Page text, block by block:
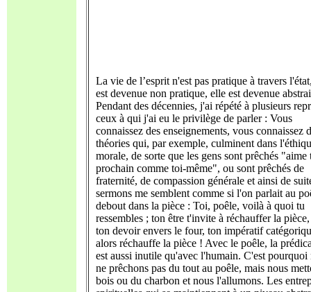
La vie de l’esprit n'est pas pratique à travers
est devenue non pratique, elle est devenue
Pendant des décennies, j'ai répété à plusieurs
ceux à qui j'ai eu le privilège de parler : Vous
connaissez des enseignements, vous connaissez
théories qui, par exemple, culminent dans
morale, de sorte que les gens sont prêchés "aime
prochain comme toi-même", ou sont prêchés de
fraternité, de compassion générale et ainsi de
sermons me semblent comme si l'on parlait au
debout dans la pièce : Toi, poêle, voilà à quoi tu
ressembles ; ton être t'invite à réchauffer la
ton devoir envers le four, ton impératif
alors réchauffe la pièce ! Avec le poêle, la
est aussi inutile qu'avec l'humain. C'est pourquoi
ne prêchons pas du tout au poêle, mais nous
bois ou du charbon et nous l'allumons. Les